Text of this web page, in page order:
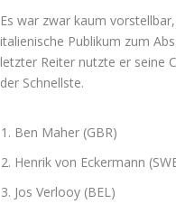
Es war zwar kaum
italienische Publikum zum
letzter Reiter nutzte er seine
der Schnellste.
Ben Maher (GBR)
Henrik von Eckermann
Jos Verlooy (BEL)